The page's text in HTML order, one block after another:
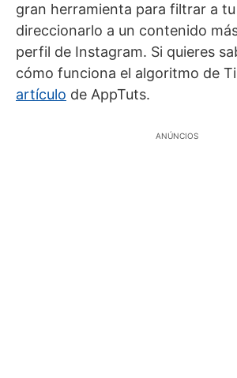
gran herramienta para filtrar a
direccionarlo a un contenido
perfil de Instagram. Si quieres
cómo funciona el algoritmo de
artículo de AppTuts.
ANÚNCIOS